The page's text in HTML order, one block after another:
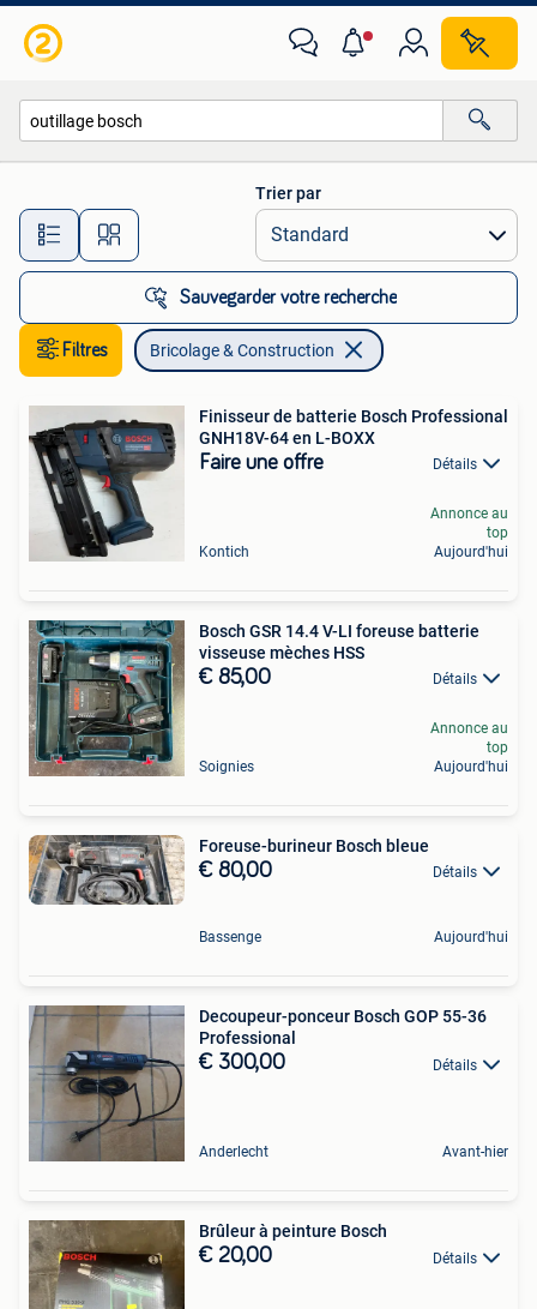
Toutes les distances…
Trier par
Sauvegarder votre recherche
Filtres Bricolage & Construction
Finisseur de batterie Bosch Professional
GNH18V-64 en L-BOXX
Faire une offre Détails
Kontich
Annonce au
top
Aujourd'hui
Bosch GSR 14.4 V-LI foreuse batterie
visseuse mèches HSS
€ 85,00 Détails
Soignies
Annonce au
top
Aujourd'hui
Foreuse-burineur Bosch bleue
€ 80,00 Détails
Bassenge Aujourd'hui
Decoupeur-ponceur Bosch GOP 55-36
Professional
€ 300,00 Détails
Anderlecht Avant-hier
Brûleur à peinture Bosch
€ 20,00 Détails